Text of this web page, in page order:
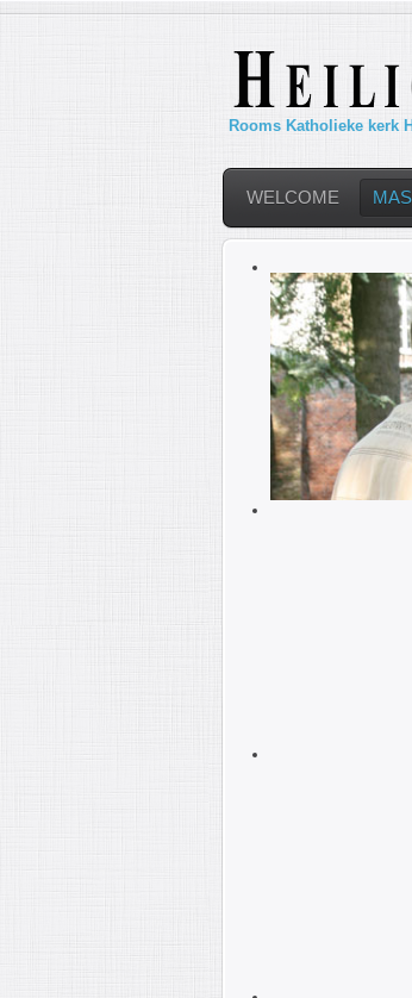
Rooms Katholieke kerk
WELCOME